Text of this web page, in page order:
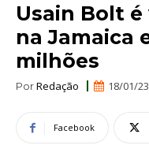
Usain Bolt
na Jamaica
milhões
PorRedação 18/01/23
Facebook